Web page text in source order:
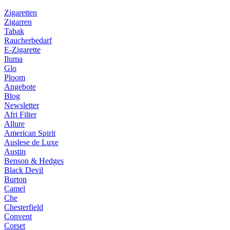
Zigaretten
Zigarren
Tabak
Raucherbedarf
E-Zigarette
Iluma
Glo
Ploom
Angebote
Blog
Newsletter
Afri Filter
Allure
American Spirit
Auslese de Luxe
Austin
Benson & Hedges
Black Devil
Burton
Camel
Che
Chesterfield
Convent
Corset